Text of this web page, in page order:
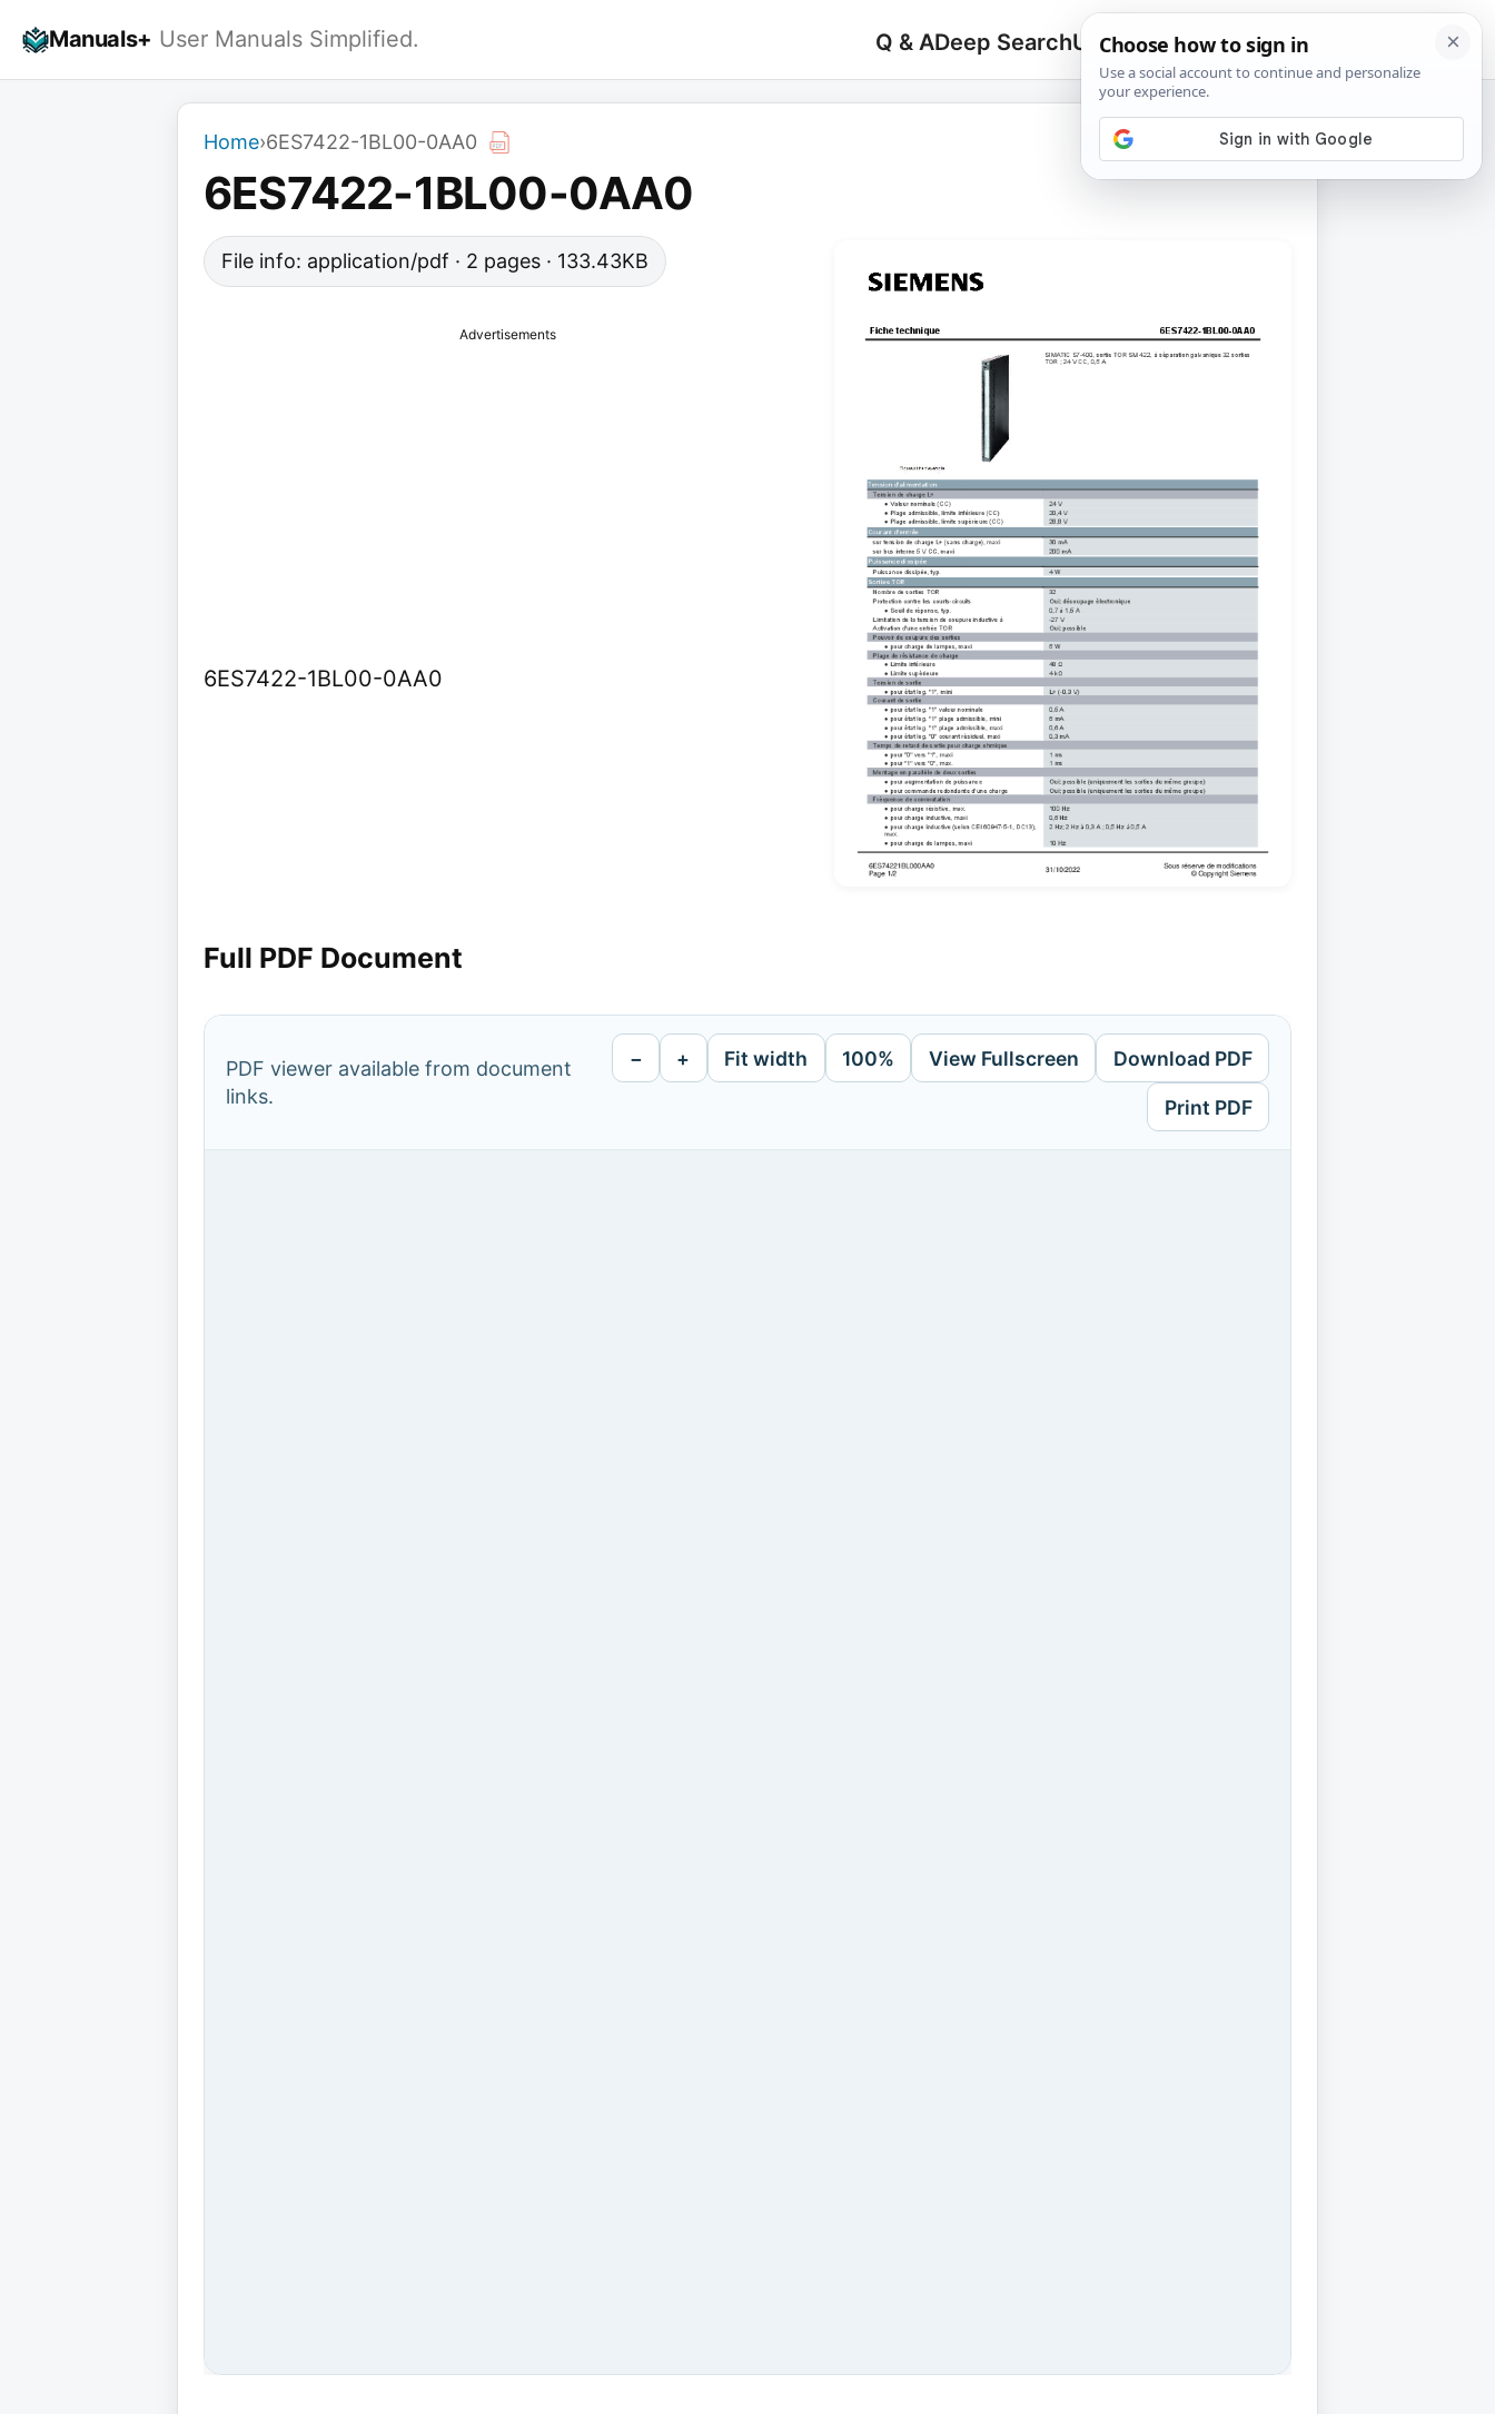
Manuals+ User Manuals Simplified. Q & ADeep SearchUpload
Search
for:
🔍
Home›6ES7422-1BL00-0AA0
6ES7422-1BL00-0AA0
File info: application/pdf · 2 pages · 133.43KB
Advertisements
6ES7422-1BL00-0AA0
Full PDF Document
PDF viewer available from document
links.
− + Fit width 100% View Fullscreen Download PDF
Print PDF